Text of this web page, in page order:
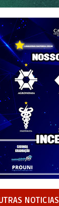
NOTICIAS